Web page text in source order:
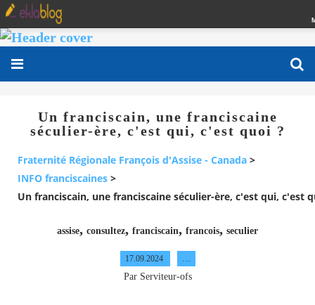
Un franciscain, une franciscaine
séculier-ère, c'est qui, c'est quoi ?
Fraternité Régionale François d'Assise - Canada >
INFO franciscaines >
Un franciscain, une franciscaine séculier-ère, c'est qui, c'est
assise, consultez, franciscain, francois, seculier
17.09.2024
Par Serviteur-ofs